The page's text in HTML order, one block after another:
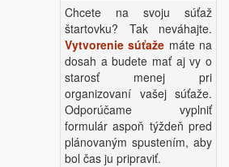
Chcete na svoju súťaž
štartovku? Tak neváhajte.
Vytvorenie súťaže máte na
dosah a budete mať aj vy o
starosť menej pri
organizovaní vašej súťaže.
Odporúčame vyplniť
formulár aspoň týždeň pred
plánovaným spustením, aby
bol čas ju pripraviť.